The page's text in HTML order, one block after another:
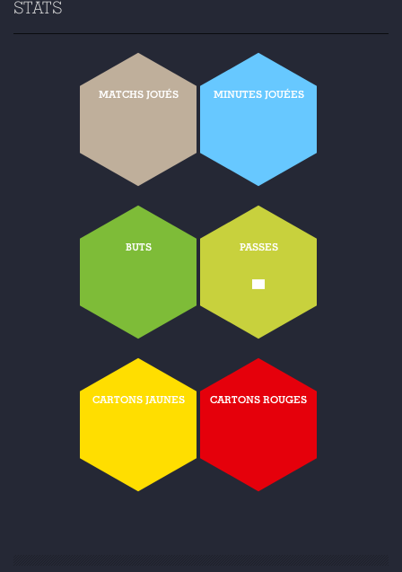
STATS
MATCHS JOUÉS MINUTES JOUÉES
BUTS PASSES
-
CARTONS JAUNES CARTONS ROUGES